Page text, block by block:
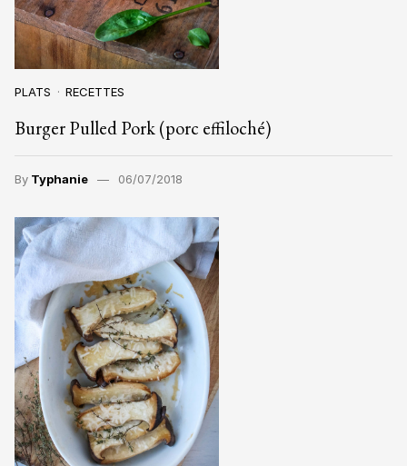
PLATS RECETTES
Burger Pulled Pork (porc effiloché)
By Typhanie 06/07/2018